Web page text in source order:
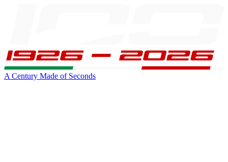
A Century Made of Seconds